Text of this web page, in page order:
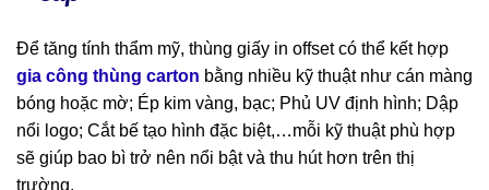
Để tăng tính thẩm mỹ, thùng giấy in offset có thể kết hợp
gia công thùng carton bằng nhiều kỹ thuật như cán màng
bóng hoặc mờ; Ép kim vàng, bạc; Phủ UV định hình; Dập
nổi logo; Cắt bế tạo hình đặc biệt,…mỗi kỹ thuật phù hợp
sẽ giúp bao bì trở nên nổi bật và thu hút hơn trên thị
trường.